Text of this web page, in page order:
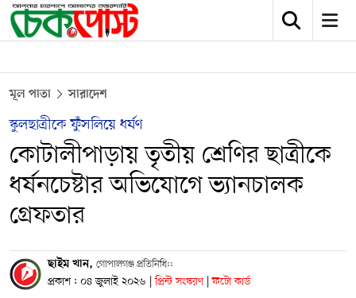
মূল পাতা সারাদেশ
স্কুলছাত্রীকে ফুঁসলিয়ে ধর্ষণ
কোটালীপাড়ায় তৃতীয় শ্রেণির ছাত্রীকে
ধর্ষনচেষ্টার অভিযোগে ভ্যানচালক
গ্রেফতার
ছাইম খান, গোপালগঞ্জ প্রতিনিধি::
প্রকাশ : ০৪ জুলাই ২০২৬ | প্রিন্ট সংস্করণ | ফটো কার্ড